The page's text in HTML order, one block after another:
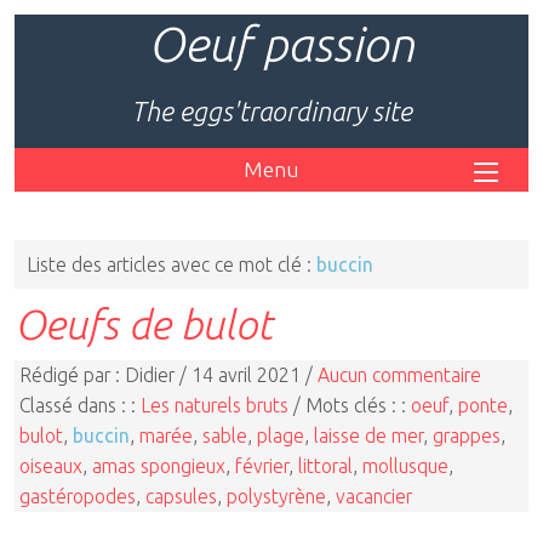
Oeuf passion
The eggs'traordinary site
Menu
Liste des articles avec ce mot clé : buccin
Oeufs de bulot
Rédigé par : Didier / 14 avril 2021 / Aucun commentaire
Classé dans : : Les naturels bruts / Mots clés : : oeuf, ponte
bulot buccin marée sable plage laisse de mer, grappes
oiseaux amas spongieux février, littoral mollusque
gastéropodes capsules polystyrène vacancier